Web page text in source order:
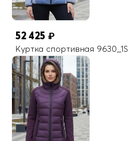
52 425 ₽
Куртка спортивная 9630_1S